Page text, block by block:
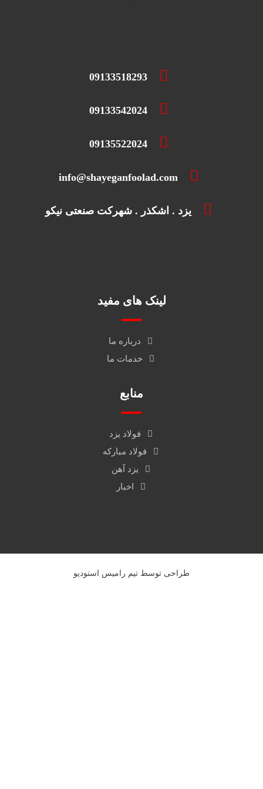
09133518293
09133542024
09135522024
info@shayeganfoolad.com
یزد . اشکذر . شهرکت صنعتی نیکو
لینک های مفید
درباره ما
خدمات ما
منابع
فولاد یزد
فولاد مبارکه
یزد آهن
اخبار
طراحی توسط تیم رامیس استودیو